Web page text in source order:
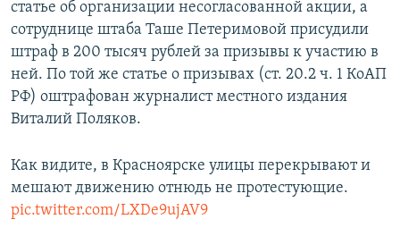
статье об организации несогласованной акции, а
сотруднице штаба Таше Петеримовой присудили
штраф в 200 тысяч рублей за призывы к участию в
ней. По той же статье о призывах (ст. 20.2 ч. 1 КоАП
РФ) оштрафован журналист местного издания
Виталий Поляков.
Как видите, в Красноярске улицы перекрывают и
мешают движению отнюдь не протестующие.
pic.twitter.com/LXDe9ujAV9